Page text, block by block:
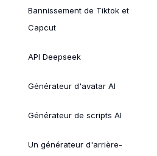
Bannissement de Tiktok et
Capcut
API Deepseek
Générateur d'avatar AI
Générateur de scripts AI
Un générateur d'arrière-